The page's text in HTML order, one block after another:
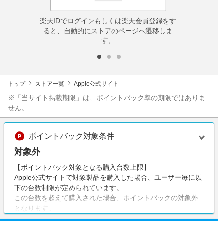
楽天IDでログインもしくは楽天会員登録をす
ると、自動的にストアのページへ遷移しま
す。
トップ ストア一覧 Apple公式サイト
※「当サイト掲載期限」は、ポイントバック率の期限ではありま
せん。
ポイントバック対象条件
対象外
【ポイントバック対象となる購入台数上限】
Apple公式サイトで対象製品を購入した場合、ユーザー毎に以
下の台数制限が定められています。
この台数を超えて購入された場合、ポイントバックの対象外
となります。